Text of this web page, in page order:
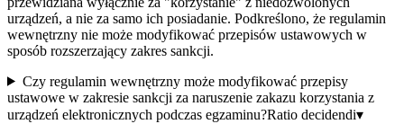
urządzeń, a nie za samo ich posiadanie. Podkreślono, że regulamin
wewnętrzny nie może modyfikować przepisów ustawowych w
sposób rozszerzający zakres sankcji.
Czy regulamin wewnętrzny może modyfikować przepisy
ustawowe w zakresie sankcji za naruszenie zakazu korzystania z
urządzeń elektronicznych podczas egzaminu?Ratio decidendi▾